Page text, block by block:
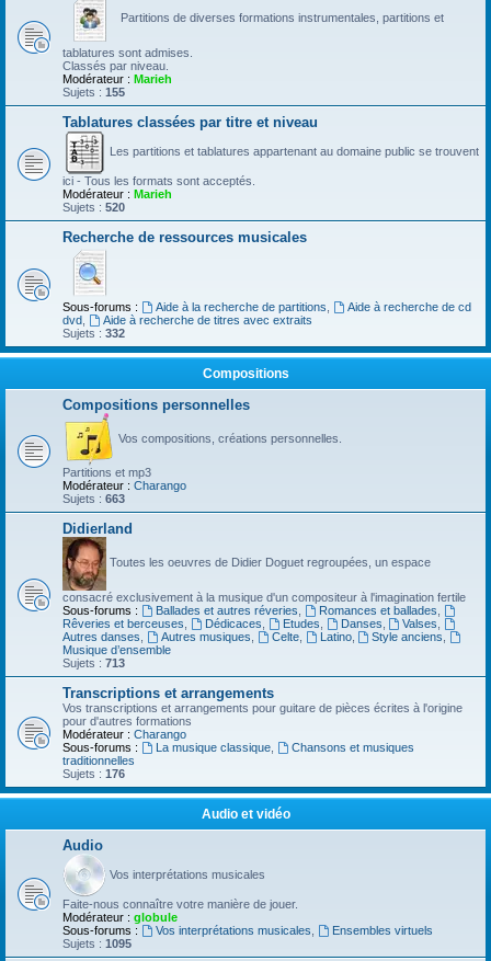
Partitions de diverses formations instrumentales, partitions et
tablatures sont admises.
Classés par niveau.
Modérateur : Marieh
Sujets : 155
Tablatures classées par titre et niveau
Les partitions et tablatures appartenant au domaine public se trouvent
ici - Tous les formats sont acceptés.
Modérateur : Marieh
Sujets : 520
Recherche de ressources musicales
Sous-forums : Aide à la recherche de partitions
Aide à recherche de cd
dvd
Aide à recherche de titres avec extraits
Sujets : 332
Compositions
Compositions personnelles
Vos compositions, créations personnelles.
Partitions et mp3
Modérateur : Charango
Sujets : 663
Didierland
Toutes les oeuvres de Didier Doguet regroupées, un espace
consacré exclusivement à la musique d'un compositeur à l'imagination fertile
Sous-forums :
Ballades et autres réveries Romances et ballades
Rêveries et berceuses
Dédicaces Etudes Danses Valses
Autres danses
Autres musiques Celte, Latino, Style anciens
Musique d’ensemble
Sujets : 713
Transcriptions et arrangements
Vos transcriptions et arrangements pour guitare de pièces écrites à l'origine
pour d'autres formations
Modérateur : Charango
Sous-forums :
La musique classique,
Chansons et musiques
traditionnelles
Sujets : 176
Audio et vidéo
Audio
Vos interprétations musicales
Faite-nous connaître votre manière de jouer.
Modérateur : globule
Sous-forums :
Vos interprétations musicales
Ensembles virtuels
Sujets : 1095